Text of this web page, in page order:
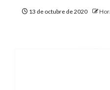
13 de octubre de 2020